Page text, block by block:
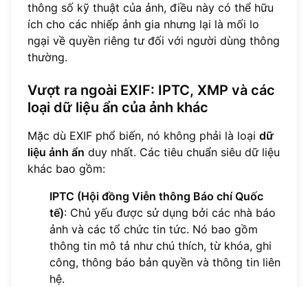
thông số kỹ thuật của ảnh, điều này có thể hữu
ích cho các nhiếp ảnh gia nhưng lại là mối lo
ngại về quyền riêng tư đối với người dùng thông
thường.
Vượt ra ngoài EXIF: IPTC, XMP và các
loại dữ liệu ẩn của ảnh khác
Mặc dù EXIF phổ biến, nó không phải là loại dữ
liệu ảnh ẩn duy nhất. Các tiêu chuẩn siêu dữ liệu
khác bao gồm:
IPTC (Hội đồng Viễn thông Báo chí Quốc
tế): Chủ yếu được sử dụng bởi các nhà báo
ảnh và các tổ chức tin tức. Nó bao gồm
thông tin mô tả như chú thích, từ khóa, ghi
công, thông báo bản quyền và thông tin liên
hệ.